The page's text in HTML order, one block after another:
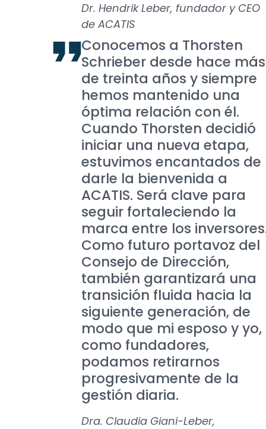
Dr. Hendrik Leber, fundador y CEO
de ACATIS
Conocemos a Thorsten
Schrieber desde hace más
de treinta años y siempre
hemos mantenido una
óptima relación con él.
Cuando Thorsten decidió
iniciar una nueva etapa,
estuvimos encantados de
darle la bienvenida a
ACATIS. Será clave para
seguir fortaleciendo la
marca entre los
Como futuro portavoz del
Consejo de Dirección,
también garantizará una
transición fluida hacia la
siguiente generación, de
modo que mi esposo y yo,
como fundadores,
podamos retirarnos
progresivamente de la
gestión diaria.
Dra. Claudia Giani-Leber,